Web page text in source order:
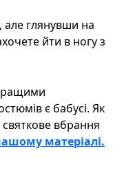
але глянувши на
йти в ногу з
є бабусі. Як
вбрання
матеріалі.